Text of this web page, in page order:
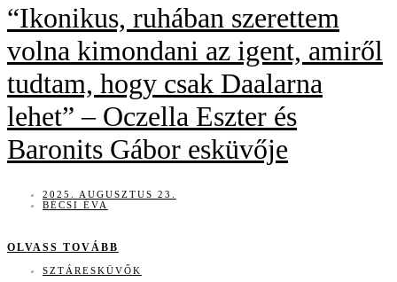
“Ikonikus, ruhában szerettem
volna kimondani az igent, amiről
tudtam, hogy csak Daalarna
lehet” – Oczella Eszter és
Baronits Gábor esküvője
2025. AUGUSZTUS 23.
BÉCSI ÉVA
OLVASS TOVÁBB
SZTÁRESKÜVŐK